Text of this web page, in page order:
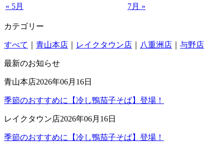
« 5月 7月 »
カテゴリー
すべて 青山本店 レイクタウン店 八重洲店 与野店
最新のお知らせ
青山本店2026年06月16日
季節のおすすめに【冷し鴨茄子そば】登場！
レイクタウン店2026年06月16日
季節のおすすめに【冷し鴨茄子そば】登場！